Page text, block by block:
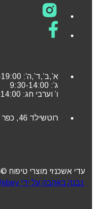
א’,ב’,ד’,ה’: 9:30-19:00
ג’: 9:30-14:00
ו’ וערבי חג: 9:00-14:00
רוטשילד 46, כפר סבא
עדי אשכנזי מוצרי טיפוח ©2025 כל הזכויות שמורות
נבנה באהבה על ידי Omri Salhov & Webey